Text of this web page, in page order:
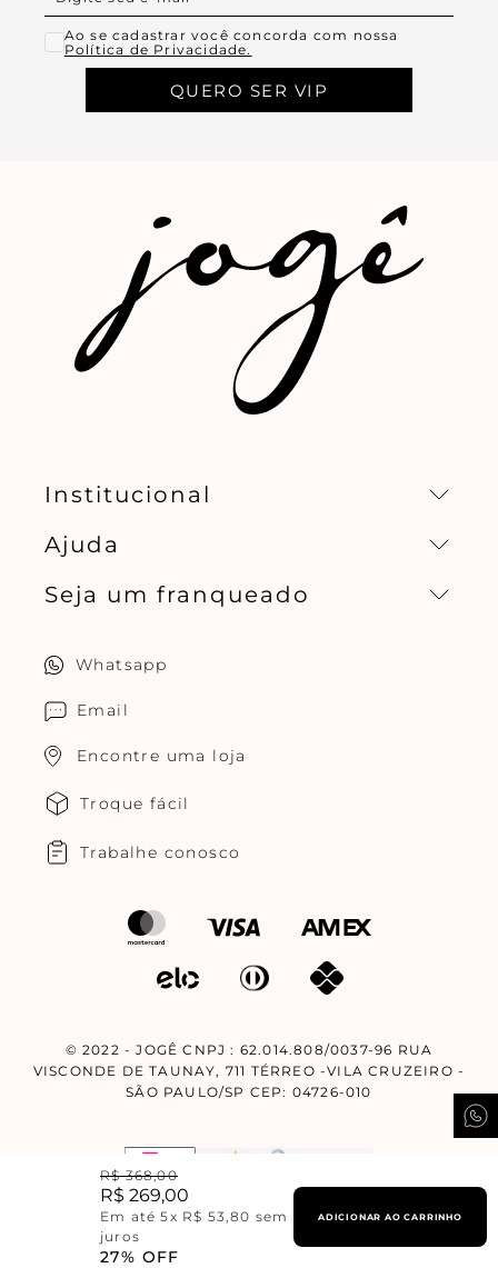
R$ 368,00
R$ 269,00
Em até5x R$ 53,80 sem
juros
27% OFF
ADICIONAR AO CARRINHO
Ao se cadastrar você concorda com nossa
Política de Privacidade.
QUERO SER VIP
Institucional
Missão, visão e valores
Ajuda
Central de relacionamento
Seja um franqueado
Whatsapp
Email
Encontre uma loja
Troque fácil
Trabalhe conosco
© 2022 - JOGÊ CNPJ : 62.014.808/0037-96 RUA
VISCONDE DE TAUNAY, 711 TÉRREO -VILA CRUZEIRO -
SÃO PAULO/SP CEP: 04726-010